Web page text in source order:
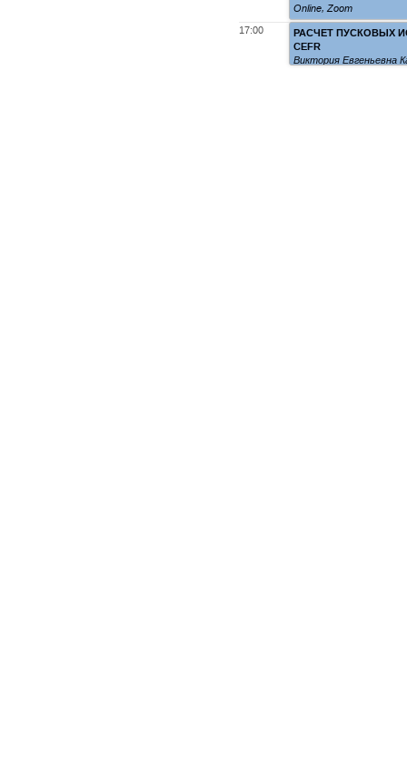
17:00
Online,Zoom
Виктория Евгеньевна
РАСЧЕТ ПУСКОВЫХ
CEFR